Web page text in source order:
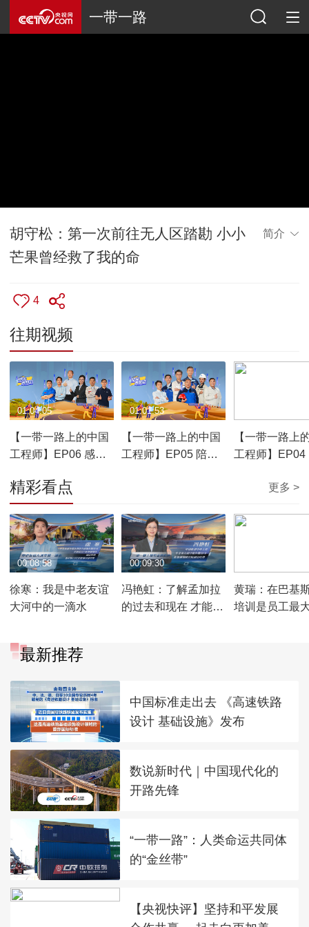
一带一路
胡守松：第一次前往无人区踏勘 小小
芒果曾经救了我的命
简介
4
往期视频
【一带一路上的中国
工程师】EP06 感动
01:04:05
【一带一路上的中国
工程师】EP05 陪伴
01:01:53
【一带一路上
工程师】EP04
精彩看点 更多 >
徐寒：我是中老友谊
大河中的一滴水
00:08:58
冯艳虹：了解孟加拉
的过去和现在 才能规
00:09:30
黄瑞：在巴基
培训是员工最
最新推荐
中国标准走出去 《高速铁路
设计 基础设施》发布
数说新时代｜中国现代化的
开路先锋
“一带一路”：人类命运共同体
的“金丝带”
【央视快评】坚持和平发展